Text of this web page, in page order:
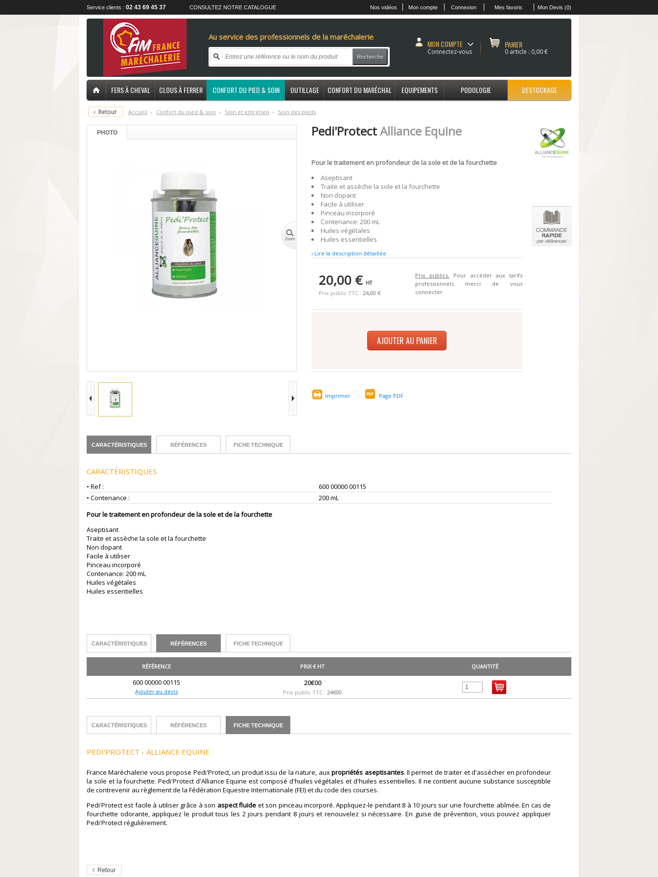
Service clients : 02 43 69 45 37 CONSULTEZ NOTRE CATALOGUE Nos vidéos Mon compte Connexion Mes favoris Mon Devis (0)
Au service des professionnels de la maréchalerie
Recherche
MON COMPTE
Connectez-vous
PANIER
0 article : 0,00 €
FERS À CHEVAL CLOUS À FERRER CONFORT DU PIED & SOIN OUTILLAGE CONFORT DU MARÉCHAL EQUIPEMENTS PODOLOGIE DESTOCKAGE
‹ Retour Accueil › Confort du pied & soin › Soin et entretien › Soin des pieds
PHOTO Pedi'ProtectAlliance Equine
Pour le traitement en profondeur de la sole et de la fourchette
Aseptisant
Traite et assèche la sole et la fourchette
Non dopant
Facile à utiliser
Pinceau incorporé
Contenance: 200 mL
Huiles végétales
Huiles essentielles
› Lire la description détaillée
20,00 € HT
Prix public TTC : 24,00 €
Prix publics. Pour accéder aux tarifs
professionnels merci de vous
connecter.
AJOUTER AU PANIER
Imprimer Page PDF
CARACTÉRISTIQUES RÉFÉRENCES FICHE TECHNIQUE
CARACTÉRISTIQUES
• Ref :
600 00000 00115
• Contenance :
200 mL
Pour le traitement en profondeur de la sole et de la fourchette
Aseptisant
Traite et assèche la sole et la fourchette
Non dopant
Facile à utiliser
Pinceau incorporé
Contenance: 200 mL
Huiles végétales
Huiles essentielles
CARACTÉRISTIQUES RÉFÉRENCES FICHE TECHNIQUE
RÉFÉRENCE PRIX € HT QUANTITÉ
600 00000 00115
Ajouter au devis
20€00
Prix public TTC : 24€00
CARACTÉRISTIQUES RÉFÉRENCES FICHE TECHNIQUE
PEDI'PROTECT - ALLIANCE EQUINE
France Maréchalerie vous propose Pedi'Protect, un produit issu de la nature, auxpropriétés aseptisantes. Il permet de traiter et d'assécher en profondeur
la sole et la fourchette. Pedi'Protect d'Alliance Equine est composé d'huiles végétales et d'huiles essentielles. Il ne contient aucune substance susceptible
de contrevenir au règlement de la Fédération Equestre Internationale (FEI) et du code des courses.
Pedi'Protect est facile à utiliser grâce à son aspect fluide et son pinceau incorporé. Appliquez-le pendant 8 à 10 jours sur une fourchette abîmée. En cas de
fourchette odorante, appliquez le produit tous les 2 jours pendant 8 jours et renouvelez si nécessaire. En guise de prévention, vous pouvez appliquer
Pedi'Protect régulièrement.